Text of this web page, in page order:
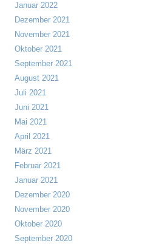
Januar 2022
Dezember 2021
November 2021
Oktober 2021
September 2021
August 2021
Juli 2021
Juni 2021
Mai 2021
April 2021
März 2021
Februar 2021
Januar 2021
Dezember 2020
November 2020
Oktober 2020
September 2020